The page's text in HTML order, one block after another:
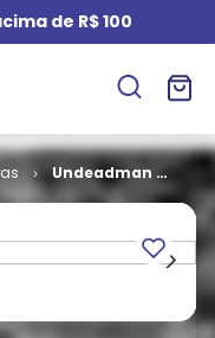
de R$ 100
Undeadman -
A Saga de Um